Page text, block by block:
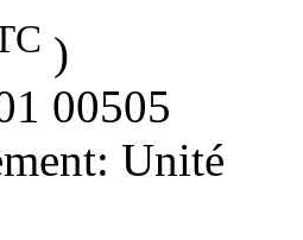
)
00505
: Unité